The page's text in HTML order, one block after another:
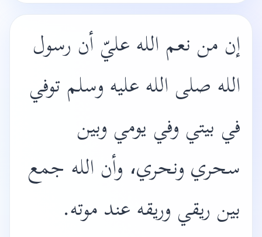
إن من نعم الله عليّ أن رسول
الله صلى الله عليه وسلم توفي
في بيتي وفي يومي وبين
سحري ونحري، وأن الله جمع
بين ريقي وريقه عند موته.